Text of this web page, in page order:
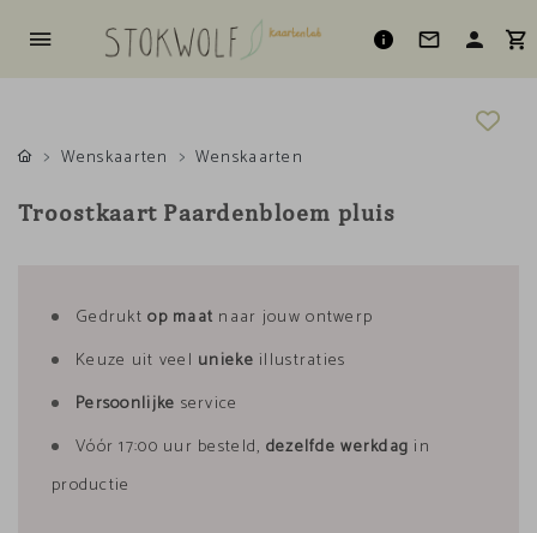
Wenskaarten
Wenskaarten
Troostkaart Paardenbloem pluis
Gedruktop maat naar jouw ontwerp
Keuze uit veel unieke illustraties
Persoonlijke service
Vóór 17:00 uur besteld, dezelfde werkdag in
productie